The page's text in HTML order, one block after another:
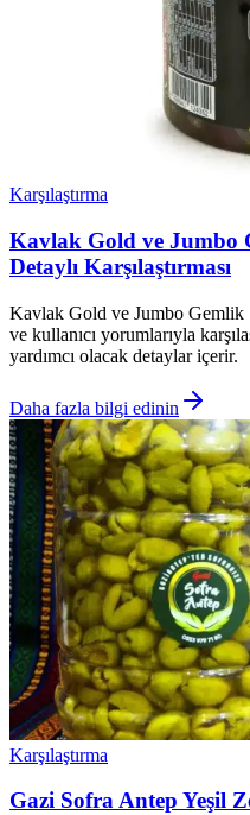
Karşılaştırma
Kavlak Gold ve Jumbo
Detaylı Karşılaştırması
Kavlak Gold ve Jumbo Gemlik
ve kullanıcı yorumlarıyla
yardımcı olacak detaylar içerir.
Daha fazla bilgi edinin
Karşılaştırma
Gazi Sofra Antep Yeşil